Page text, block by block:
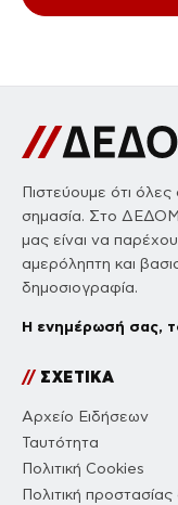
Πιστεύουμε ότι
σημασία. Στο
μας είναι να
αμερόληπτη και
δημοσιογραφία.
Η ενημέρωσή σας,
//ΣΧΕΤΙΚΑ
Αρχείο Ειδήσεων
Ταυτότητα
Πολιτική Cookies
Πολιτική